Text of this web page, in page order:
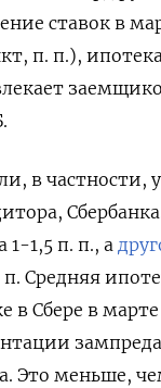
ПОДПИСАТЬСЯ
ставок в
п. п.),
в частности,
1-1,5 п. п., а
Средняя
в Сбере в
Это меньше,